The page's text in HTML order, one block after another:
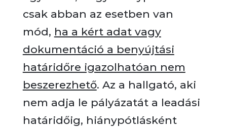
csak abban az esetben van
mód, ha a kért adat vagy
dokumentáció a benyújtási
határidőre igazolhatóan nem
beszerezhető. Az a hallgató, aki
nem adja le pályázatát a leadási
határidőig, hiánypótlásként